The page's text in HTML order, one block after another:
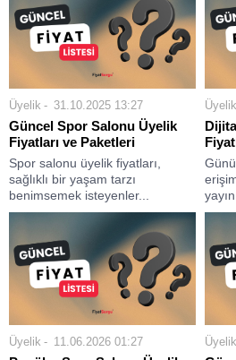
Üyelik 31.10.2025 13:27
Güncel Spor Salonu Üyelik
Fiyatları ve Paketleri
Spor salonu üyelik fiyatları,
sağlıklı bir yaşam tarzı
benimsemek isteyenler...
Üyelik
Üyelik 11.06.2026 01:27 Üyelik